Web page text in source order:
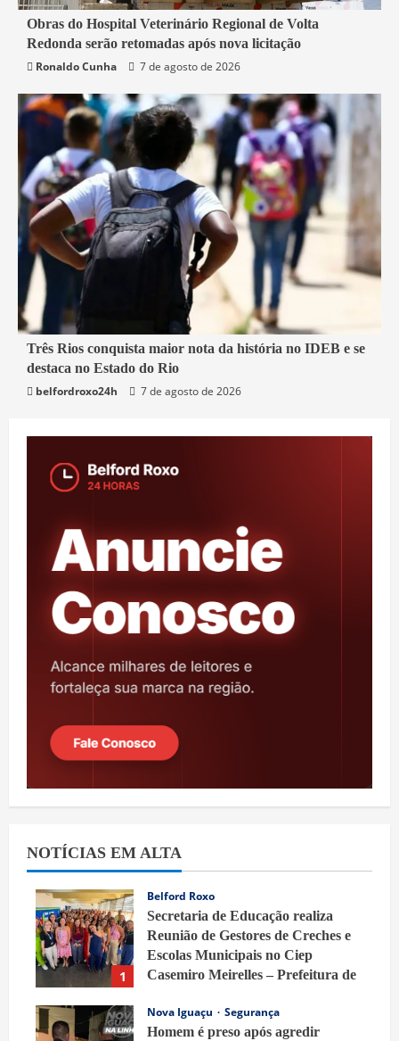
2 min read
Rio de Janeiro
Saúde
Obras do Hospital Veterinário Regional de Volta
Redonda serão retomadas após nova licitação
Ronaldo Cunha
7 de agosto de 2026
2 min read
Educação
Rio de Janeiro
Três Rios conquista maior nota da história no IDEB e se
destaca no Estado do Rio
belfordroxo24h
7 de agosto de 2026
NOTÍCIAS EM ALTA
1
Belford Roxo
Secretaria de Educação realiza
Reunião de Gestores de Creches e
Escolas Municipais no Ciep
Casemiro Meirelles – Prefeitura de
7 de agosto de 2026
Nova Iguaçu
Segurança
Homem é preso após agredir